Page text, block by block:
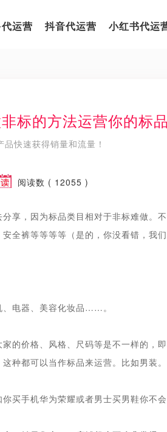
运营 抖音代运营 小红书代运
标的方法运营你的标品
快速获得销量和流量！
阅读数 ( 12055 )
享，因为标品类目相对于非标难做。
裤等等等等（是的，你没看错，我
、电器、美容化妆品……。
的价格、风格、尺码等是不一样的，
种都可以当作标品来运营。比如男装。
买手机华为荣耀或者男士买男鞋你不